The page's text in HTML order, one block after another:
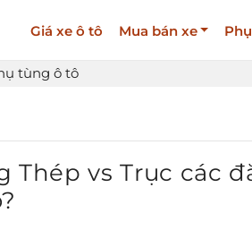
Giá xe ô tô Mua bán xe
tùng ô tô
Thép vs Trục các